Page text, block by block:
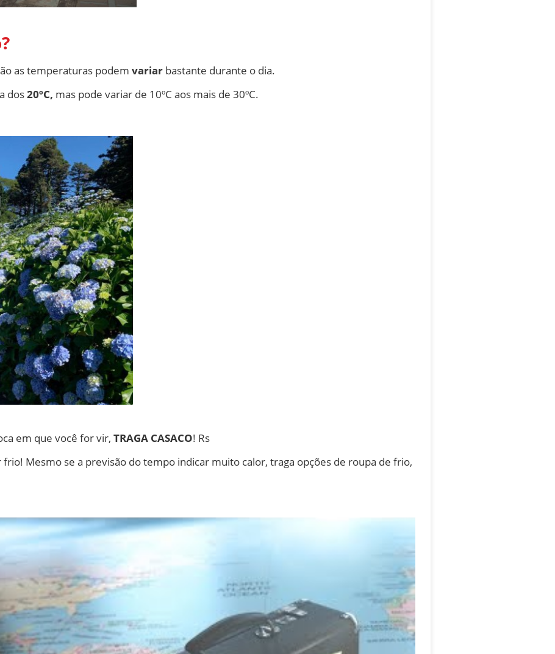
as temperaturas podem variar bastante durante o dia.
dos20ºC, mas pode variar de 10ºC aos mais de 30ºC.
em que você for vir, TRAGA CASACO! Rs
Mesmo se a previsão do tempo indicar muito calor, traga opções de roupa de frio,